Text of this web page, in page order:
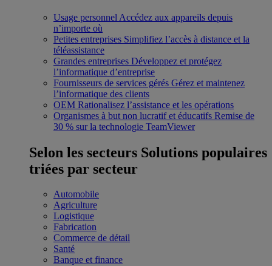
Usage personnel Accédez aux appareils depuis
n’importe où
Petites entreprises Simplifiez l’accès à distance et la
téléassistance
Grandes entreprises Développez et protégez
l’informatique d’entreprise
Fournisseurs de services gérés Gérez et maintenez
l’informatique des clients
OEM Rationalisez l’assistance et les opérations
Organismes à but non lucratif et éducatifs Remise de
30 % sur la technologie TeamViewer
Selon les secteurs Solutions populaires
triées par secteur
Automobile
Agriculture
Logistique
Fabrication
Commerce de détail
Santé
Banque et finance